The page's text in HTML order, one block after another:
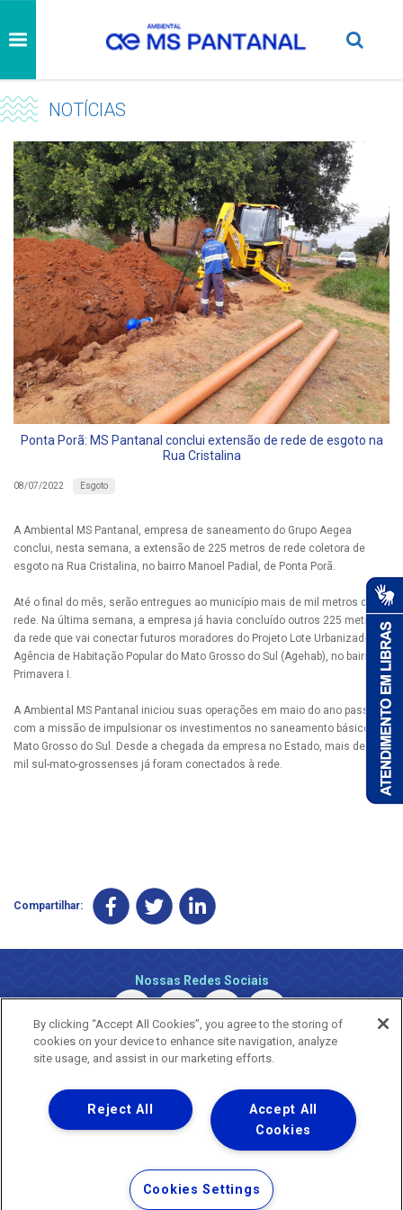
NOTÍCIAS
Ponta Porã: MS Pantanal conclui extensão de rede de esgoto na
Rua Cristalina
08/07/2022 Esgoto
A Ambiental MS Pantanal, empresa de saneamento do Grupo Aegea
conclui, nesta semana, a extensão de 225 metros de rede coletora de
esgoto na Rua Cristalina, no bairro Manoel Padial, de Ponta Porã.
Até o final do mês, serão entregues ao município mais de mil metros de
rede. Na última semana, a empresa já havia concluído outros 225 metros
da rede que vai conectar futuros moradores do Projeto Lote Urbanizado, da
Agência de Habitação Popular do Mato Grosso do Sul (Agehab), no bairro
Primavera I.
A Ambiental MS Pantanal iniciou suas operações em maio do ano passado
com a missão de impulsionar os investimentos no saneamento básico do
Mato Grosso do Sul. Desde a chegada da empresa no Estado, mais de 15
mil sul-mato-grossenses já foram conectados à rede.
Compartilhar:
Nossas Redes Sociais
Uma empresa
Copyright ® 2026 - Todos os Direitos Reservados.
Nossa natureza movimenta a vida
Termos Gerais de Uso de Sites e Aplicativos
Política de Privacidade e Proteção de Dados
By clicking “Accept All Cookies”, you agree to the storing of
cookies on your device to enhance site navigation, analyze
site usage, and assist in our marketing efforts.
Accept All
Cookies
Reject All
Cookies Settings